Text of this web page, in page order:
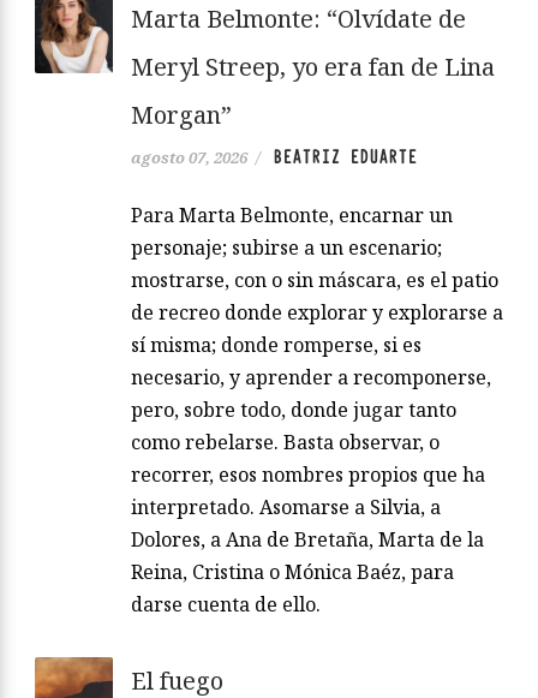
Marta Belmonte: “Olvídate de
Meryl Streep, yo era fan de Lina
Morgan”
agosto 07, 2026 / BEATRIZ EDUARTE
Para Marta Belmonte, encarnar un
personaje; subirse a un escenario;
mostrarse, con o sin máscara, es el patio
de recreo donde explorar y explorarse a
sí misma; donde romperse, si es
necesario, y aprender a recomponerse,
pero, sobre todo, donde jugar tanto
como rebelarse. Basta observar, o
recorrer, esos nombres propios que ha
interpretado. Asomarse a Silvia, a
Dolores, a Ana de Bretaña, Marta de la
Reina, Cristina o Mónica Baéz, para
darse cuenta de ello.
El fuego